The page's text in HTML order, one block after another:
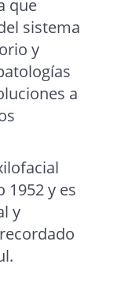
que
sistema
y
a
1952 y es
y